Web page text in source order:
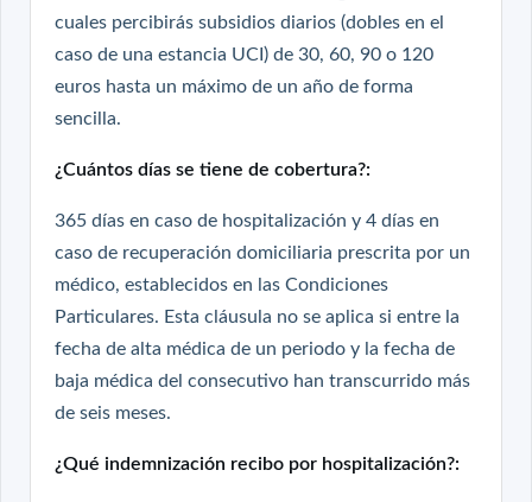
cuales percibirás subsidios diarios (dobles en el
caso de una estancia UCI) de 30, 60, 90 o 120
euros hasta un máximo de un año de forma
sencilla.
¿Cuántos días se tiene de cobertura?:
365 días en caso de hospitalización y 4 días en
caso de recuperación domiciliaria prescrita por un
médico, establecidos en las Condiciones
Particulares. Esta cláusula no se aplica si entre la
fecha de alta médica de un periodo y la fecha de
baja médica del consecutivo han transcurrido más
de seis meses.
¿Qué indemnización recibo por hospitalización?: